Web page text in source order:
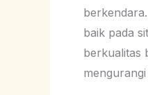
baik pada
berkualitas